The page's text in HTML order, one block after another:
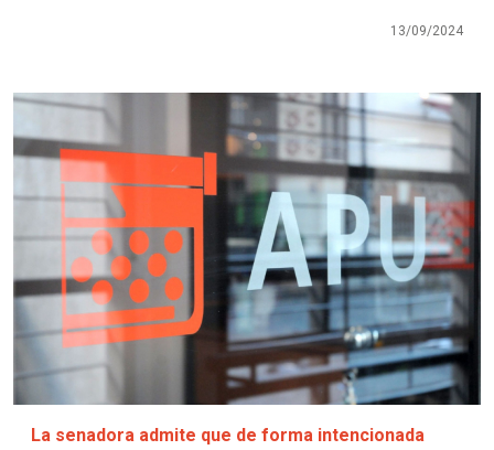
13/09/2024
Imagen
La senadora admite que de forma intencionada